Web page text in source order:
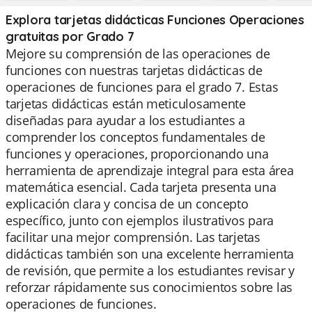
Explora tarjetas didácticas Funciones Operaciones
gratuitas por Grado 7
Mejore su comprensión de las operaciones de
funciones con nuestras tarjetas didácticas de
operaciones de funciones para el grado 7. Estas
tarjetas didácticas están meticulosamente
diseñadas para ayudar a los estudiantes a
comprender los conceptos fundamentales de
funciones y operaciones, proporcionando una
herramienta de aprendizaje integral para esta área
matemática esencial. Cada tarjeta presenta una
explicación clara y concisa de un concepto
específico, junto con ejemplos ilustrativos para
facilitar una mejor comprensión. Las tarjetas
didácticas también son una excelente herramienta
de revisión, que permite a los estudiantes revisar y
reforzar rápidamente sus conocimientos sobre las
operaciones de funciones.